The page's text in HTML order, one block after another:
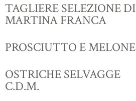
TAGLIERE SELEZIONE DI
MARTINA FRANCA
PROSCIUTTO E MELONE
OSTRICHE SELVAGGE
C.D.M.